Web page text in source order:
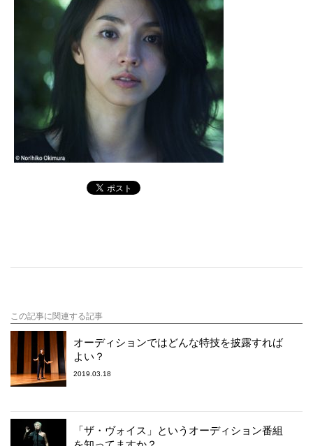
この記事に関連する記事
オーディションではどんな特技を披露すれば
よい？
2019.03.18
「ザ・ヴォイス」というオーディション番組